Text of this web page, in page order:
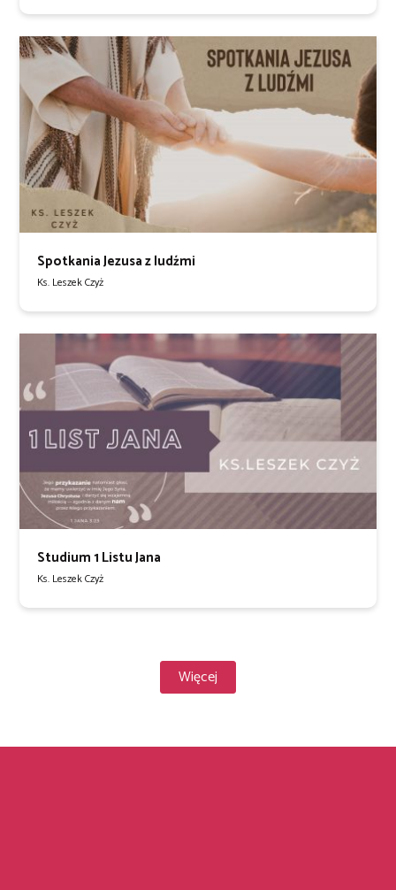
Spotkania Jezusa z ludźmi
Ks. Leszek Czyż
Studium 1 Listu Jana
Ks. Leszek Czyż
Więcej